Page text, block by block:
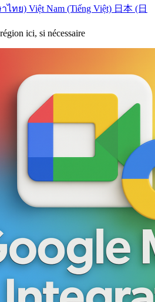
ไทย) Việt Nam (Tiếng Việt) 日本 (日
ici, si nécessaire